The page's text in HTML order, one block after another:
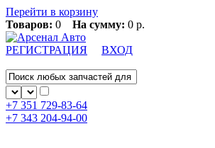
Перейти в корзину
Товаров: 0 На сумму: 0 р.
РЕГИСТРАЦИЯ ВХОД
+7 351 729-83-64
+7 343 204-94-00